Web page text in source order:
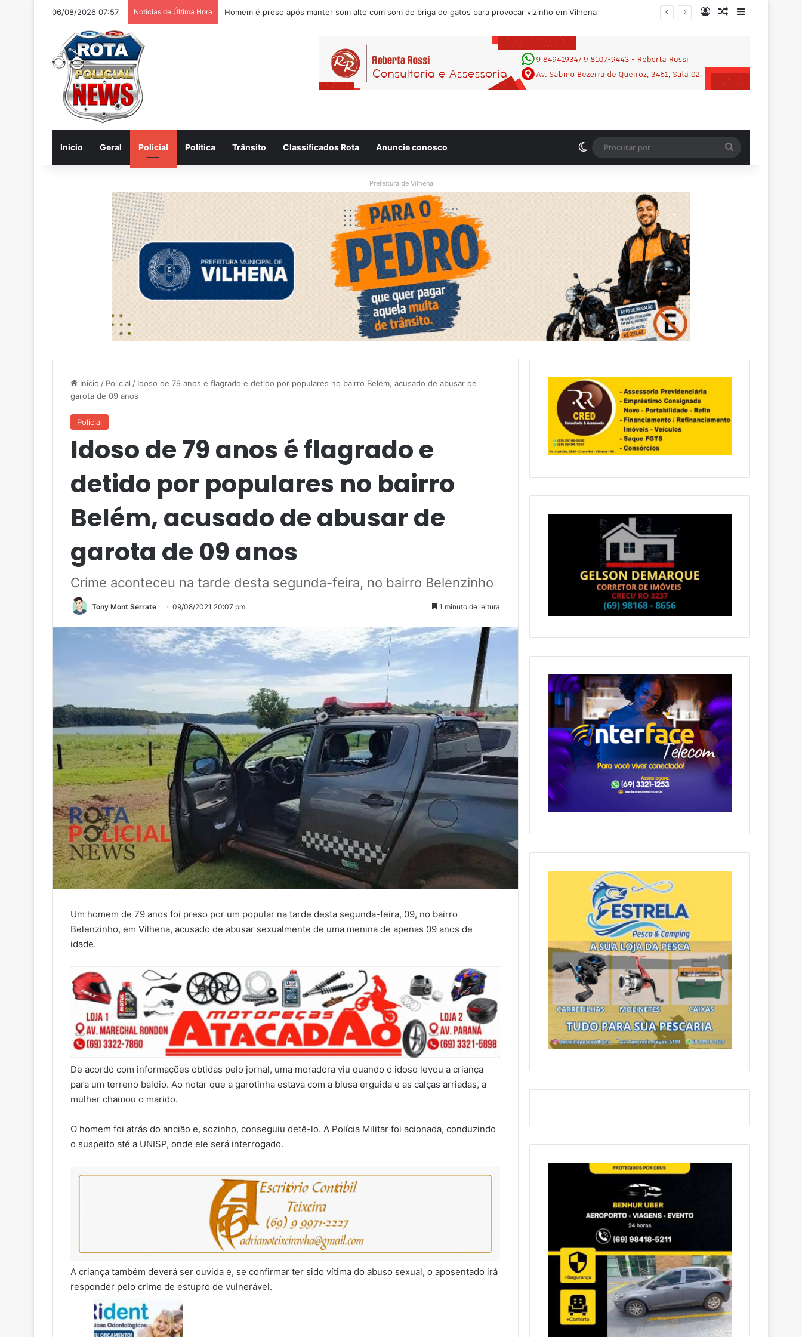
06/08/2026 07:57 Notícias de Última Hora EntrarArtigo aleatório
Inicio Geral Policial Política Trânsito Classificados Rota Anuncie conosco Switch skin
por
Prefeitura de Vilhena
Inicio / Policial / Idoso de 79 anos é flagrado e detido por populares no bairro Belém, acusado de abusar de
garota de 09 anos
Policial
Idoso de 79 anos é flagrado e
detido por populares no bairro
Belém, acusado de abusar de
garota de 09 anos
Crime aconteceu na tarde desta segunda-feira, no bairro Belenzinho
Tony Mont Serrate 09/08/2021 20:07 pm 1 minuto de leitura
Um homem de 79 anos foi preso por um popular na tarde desta segunda-feira, 09, no bairro
Belenzinho, em Vilhena, acusado de abusar sexualmente de uma menina de apenas 09 anos de
idade.
De acordo com informações obtidas pelo jornal, uma moradora viu quando o idoso levou a criança
para um terreno baldio. Ao notar que a garotinha estava com a blusa erguida e as calças arriadas, a
mulher chamou o marido.
O homem foi atrás do ancião e, sozinho, conseguiu detê-lo. A Polícia Militar foi acionada, conduzindo
o suspeito até a UNISP, onde ele será interrogado.
A criança também deverá ser ouvida e, se confirmar ter sido vítima do abuso sexual, o aposentado irá
responder pelo crime de estupro de vulnerável.